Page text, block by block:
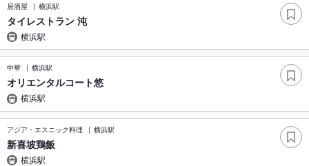
居酒屋 横浜駅
タイレストラン 沌
横浜駅
中華 横浜駅
オリエンタルコート悠
横浜駅
アジア・エスニック料理 横浜駅
新喜坡鶏飯
横浜駅